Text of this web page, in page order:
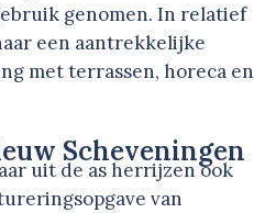
genomen. In relatief
een aantrekkelijke
met terrassen, horeca en
Scheveningen
uit de as herrijzen ook
van